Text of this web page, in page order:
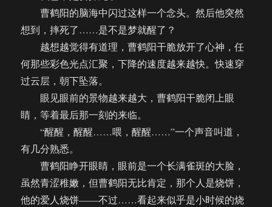
曹鹤阳的脑海中闪过这样一个念头。然后他突然
想到，摔死了……是不是梦就醒了？
越想越觉得有道理，曹鹤阳干脆放开了心神，任
何那些彩色光点汇聚，下降的速度越来越快。快速穿
过云层，朝下坠落。
眼见眼前的景物越来越大，曹鹤阳干脆闭上眼
睛，等着最后那一刻的来临。
“醒醒，醒醒……喂，醒醒……”一个声音叫道，
有几分熟悉。
曹鹤阳睁开眼睛，眼前是一个长满雀斑的大脸，
虽然青涩稚嫩，但曹鹤阳无比肯定，那个人是烧饼，
他的爱人烧饼——不过……看起来似乎是小时候的烧